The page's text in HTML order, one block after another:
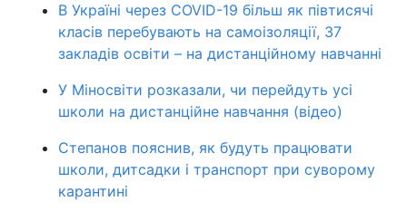
В Україні через COVID-19 більш як півтисячі
класів перебувають на самоізоляції, 37
закладів освіти – на дистанційному навчанні
У Міносвіти розказали, чи перейдуть усі
школи на дистанційне навчання (відео)
Степанов пояснив, як будуть працювати
школи, дитсадки і транспорт при суворому
карантині